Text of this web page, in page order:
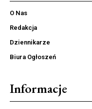
O Nas
Redakcja
Dziennikarze
Biura Ogłoszeń
Informacje